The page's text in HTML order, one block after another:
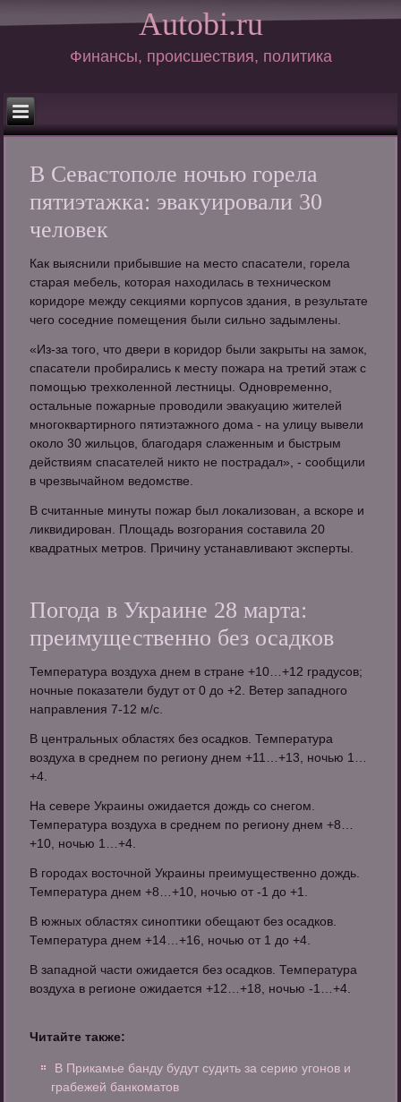
Autobi.ru
Финансы, происшествия, политика
В Севастополе ночью горела
пятиэтажка: эвакуировали 30
человек
Как выяснили прибывшие на место спасатели, горела
старая мебель, которая находилась в техническом
коридоре между секциями корпусов здания, в результате
чего соседние помещения были сильно задымлены.
«Из-за того, что двери в коридор были закрыты на замок,
спасатели пробирались к месту пожара на третий этаж с
помощью трехколенной лестницы. Одновременно,
остальные пожарные проводили эвакуацию жителей
многоквартирного пятиэтажного дома - на улицу вывели
около 30 жильцов, благодаря слаженным и быстрым
действиям спасателей никто не пострадал», - сообщили
в чрезвычайном ведомстве.
В считанные минуты пожар был локализован, а вскоре и
ликвидирован. Площадь возгорания составила 20
квадратных метров. Причину устанавливают эксперты.
Погода в Украине 28 марта:
преимущественно без осадков
Температура воздуха днем в стране +10…+12 градусов;
ночные показатели будут от 0 до +2. Ветер западного
направления 7-12 м/с.
В центральных областях без осадков. Температура
воздуха в среднем по региону днем +11…+13, ночью 1…
+4.
На севере Украины ожидается дождь со снегом.
Температура воздуха в среднем по региону днем +8…
+10, ночью 1…+4.
В городах восточной Украины преимущественно дождь.
Температура днем +8…+10, ночью от -1 до +1.
В южных областях синоптики обещают без осадков.
Температура днем +14…+16, ночью от 1 до +4.
В западной части ожидается без осадков. Температура
воздуха в регионе ожидается +12…+18, ночью -1…+4.
Читайте также:
В Прикамье банду будут судить за серию угонов и
грабежей банкоматов